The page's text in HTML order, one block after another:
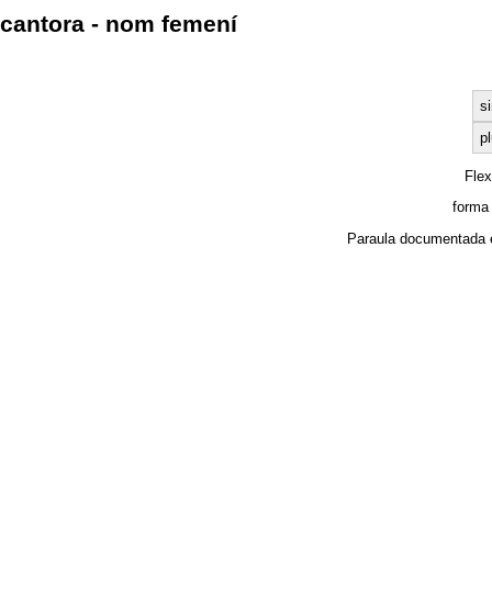
cantora - nom femení
Paraula